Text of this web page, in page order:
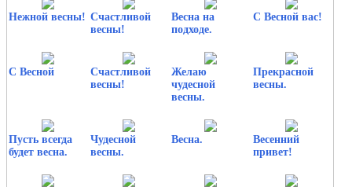
Нежной весны! Счастливой
весны!
Весна на
подходе.
С Весной вас!
С Весной
Счастливой
весны!
Желаю
чудесной
весны.
Прекрасной
весны.
Пусть всегда
будет весна.
Чудесной
весны.
Весна.
Весенний
привет!